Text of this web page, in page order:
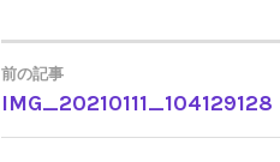
投
前の記事
IMG_20210111_104129128